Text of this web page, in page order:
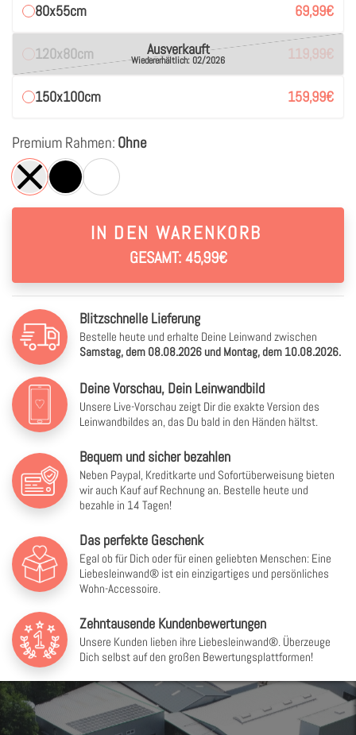
80x55cm 69,99€
120x80cm Ausverkauft
Wiedererhältlich: 02/2026 119,99€
150x100cm 159,99€
Premium Rahmen: Ohne
IN DEN WARENKORB
GESAMT: 45,99€
Blitzschnelle Lieferung
Bestelle heute und erhalte Deine Leinwand zwischen
Samstag, dem 08.08.2026 und Montag, dem 10.08.2026.
Deine Vorschau, Dein Leinwandbild
Unsere Live-Vorschau zeigt Dir die exakte Version des
Leinwandbildes an, das Du bald in den Händen hältst.
Bequem und sicher bezahlen
Neben Paypal, Kreditkarte und Sofortüberweisung bieten
wir auch Kauf auf Rechnung an. Bestelle heute und
bezahle in 14 Tagen!
Das perfekte Geschenk
Egal ob für Dich oder für einen geliebten Menschen: Eine
Liebesleinwand® ist ein einzigartiges und persönliches
Wohn-Accessoire.
Zehntausende Kundenbewertungen
Unsere Kunden lieben ihre Liebesleinwand®. Überzeuge
Dich selbst auf den großen Bewertungsplattformen!